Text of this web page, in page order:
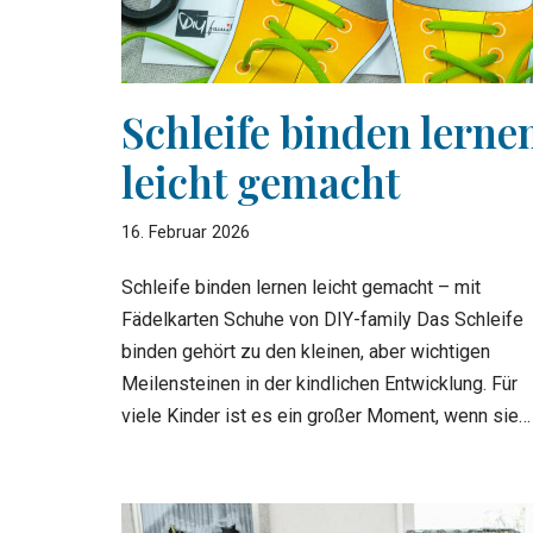
Schleife binden
leicht gemacht
16. Februar 2026
Schleife binden lernen leicht gemacht – mit
Fädelkarten Schuhe von DIY-family Das Schleife
binden gehört zu den kleinen, aber wichtigen
Meilensteinen in der kindlichen Entwicklung. Für
viele Kinder ist es ein großer Moment, wenn sie…